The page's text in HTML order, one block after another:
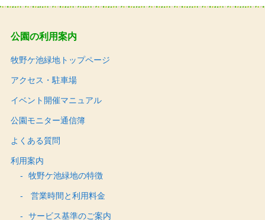
公園の利用案内
牧野ケ池緑地トップページ
アクセス・駐車場
イベント開催マニュアル
公園モニター通信簿
よくある質問
利用案内
牧野ケ池緑地の特徴
営業時間と利用料金
サービス基準のご案内